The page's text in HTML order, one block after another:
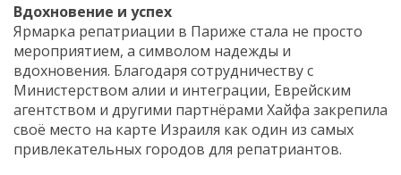
Вдохновение и успех
Ярмарка репатриации в Париже стала не просто
мероприятием, а символом надежды и
вдохновения. Благодаря сотрудничеству с
Министерством алии и интеграции, Еврейским
агентством и другими партнёрами Хайфа закрепила
своё место на карте Израиля как один из самых
привлекательных городов для репатриантов.